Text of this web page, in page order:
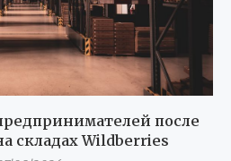
после
складах Wildberries